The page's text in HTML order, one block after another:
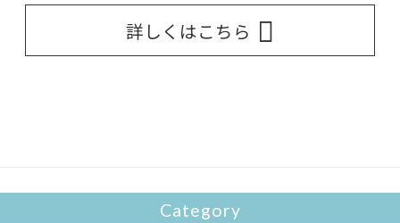
詳しくはこちら
Category